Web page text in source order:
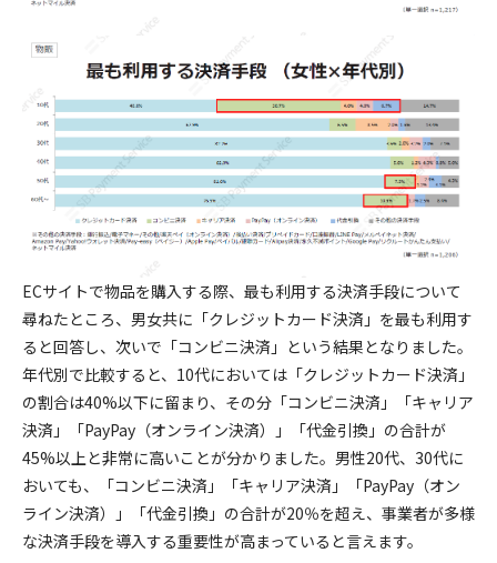
ECサイトで物品を購入する際、最も利用する決済手段について
尋ねたところ、男女共に「クレジットカード決済」を最も利用す
ると回答し、次いで「コンビニ決済」という結果となりました。
年代別で比較すると、10代においては「クレジットカード決済」
の割合は40%以下に留まり、その分「コンビニ決済」「キャリア
決済」「PayPay（オンライン決済）」「代金引換」の合計が
45%以上と非常に高いことが分かりました。男性20代、30代に
おいても、「コンビニ決済」「キャリア決済」「PayPay（オン
ライン決済）」「代金引換」の合計が20％を超え、事業者が多様
な決済手段を導入する重要性が高まっていると言えます。